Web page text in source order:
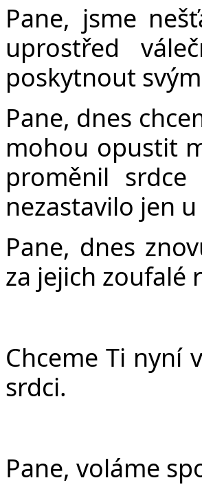
Pane, jsme
uprostřed
poskytnout
Pane, dnes
mohou opustit
proměnil
nezastavilo jen
Pane, dnes
za jejich zoufalé
Chceme Ti nyní
srdci.
Pane, voláme